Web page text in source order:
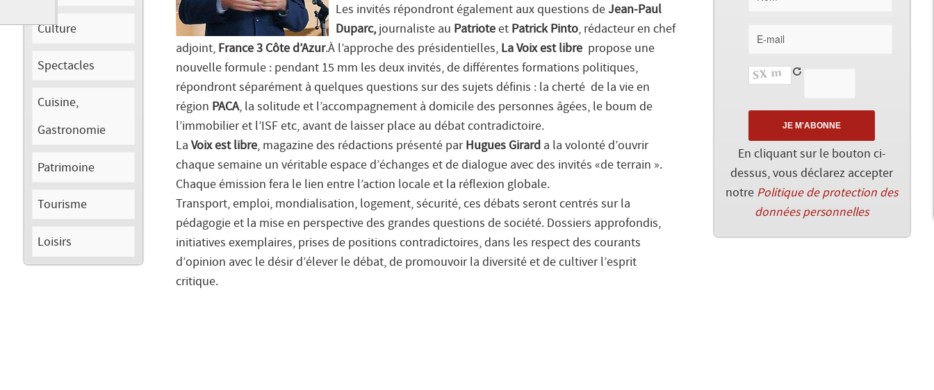
Culture
Spectacles
Cuisine,
Gastronomie
Patrimoine
Tourisme
Loisirs
Les invités répondront également aux questions de Jean-Paul
Duparc,journaliste au Patriote et Patrick Pinto, rédacteur en chef
adjoint, France 3 Côte d’Azur.À l’approche des présidentielles, La Voix est libre propose une
nouvelle formule : pendant 15 mm les deux invités, de différentes formations politiques,
répondront séparément à quelques questions sur des sujets définis : la cherté de la vie en
région PACA, la solitude et l’accompagnement à domicile des personnes âgées, le boum de
l’immobilier et l’ISF etc, avant de laisser place au débat contradictoire.
La Voix est libre, magazine des rédactions présenté par Hugues Girard a la volonté d’ouvrir
chaque semaine un véritable espace d’échanges et de dialogue avec des invités «de terrain ».
Chaque émission fera le lien entre l’action locale et la réflexion globale.
Transport, emploi, mondialisation, logement, sécurité, ces débats seront centrés sur la
pédagogie et la mise en perspective des grandes questions de société. Dossiers approfondis,
initiatives exemplaires, prises de positions contradictoires, dans les respect des courants
d’opinion avec le désir d’élever le débat, de promouvoir la diversité et de cultiver l’esprit
critique.
En cliquant sur le bouton ci-
dessus, vous déclarez accepter
notre Politique de protection des
données personnelles